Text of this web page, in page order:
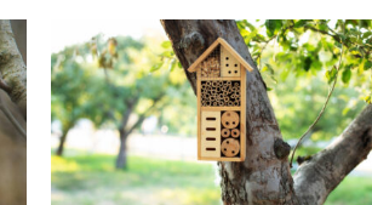
Natuurmoment
Door Kees Loogman